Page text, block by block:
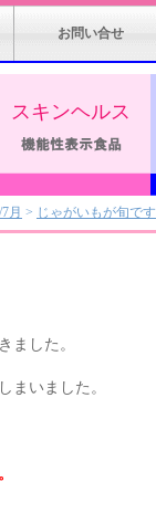
お問い合せ
スキンヘルス
月 > じゃがいもが旬です
ました。
まいました。